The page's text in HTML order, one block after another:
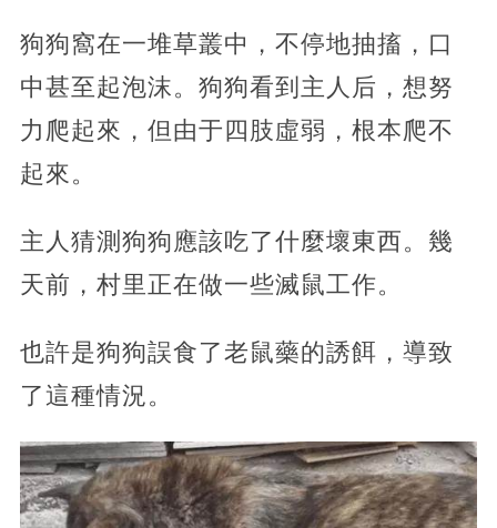
狗狗窩在一堆草叢中，不停地抽搐，口
中甚至起泡沫。狗狗看到主人后，想努
力爬起來，但由于四肢虛弱，根本爬不
起來。
主人猜測狗狗應該吃了什麼壞東西。幾
天前，村里正在做一些滅鼠工作。
也許是狗狗誤食了老鼠藥的誘餌，導致
了這種情況。